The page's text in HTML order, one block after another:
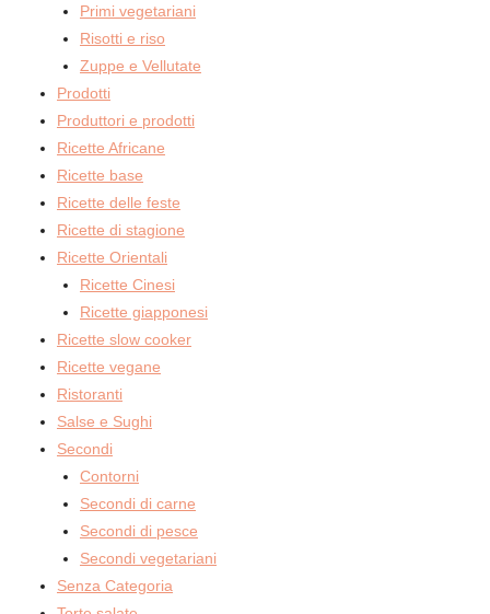
Primi vegetariani
Risotti e riso
Zuppe e Vellutate
Prodotti
Produttori e prodotti
Ricette Africane
Ricette base
Ricette delle feste
Ricette di stagione
Ricette Orientali
Ricette Cinesi
Ricette giapponesi
Ricette slow cooker
Ricette vegane
Ristoranti
Salse e Sughi
Secondi
Contorni
Secondi di carne
Secondi di pesce
Secondi vegetariani
Senza Categoria